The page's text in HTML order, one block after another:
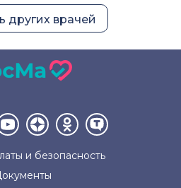
других врачей
и безопасность